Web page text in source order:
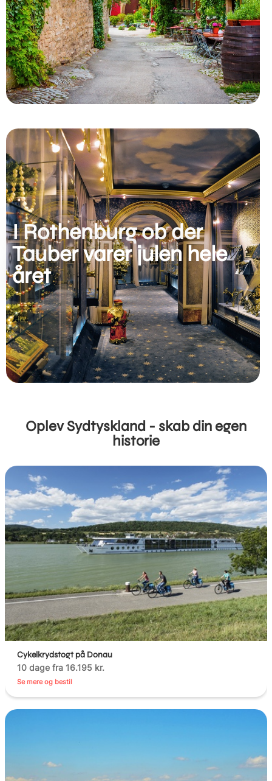
I Rothenburg ob der
Tauber varer julen hele
året
Oplev Sydtyskland - skab din egen
historie
Cykelkrydstogt på Donau
10 dage fra 16.195 kr.
Se mere og bestil